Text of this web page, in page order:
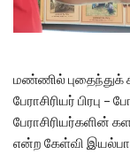
மண்ணில் புதைந்துக்
பேராசிரியர் பிரபு
பேராசிரியர்களின்
என்ற கேள்வி